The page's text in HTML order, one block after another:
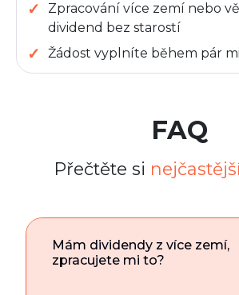
Zpracování více zemí nebo
dividend bez starostí
Žádost vyplníte během pár
FAQ
Přečtěte si
Mám dividendy z více zemí,
zpracujete mi to?